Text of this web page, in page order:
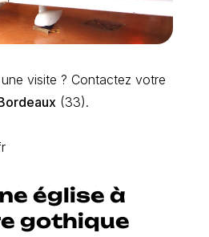
visite ? Contactez votre
(33).
église à
gothique